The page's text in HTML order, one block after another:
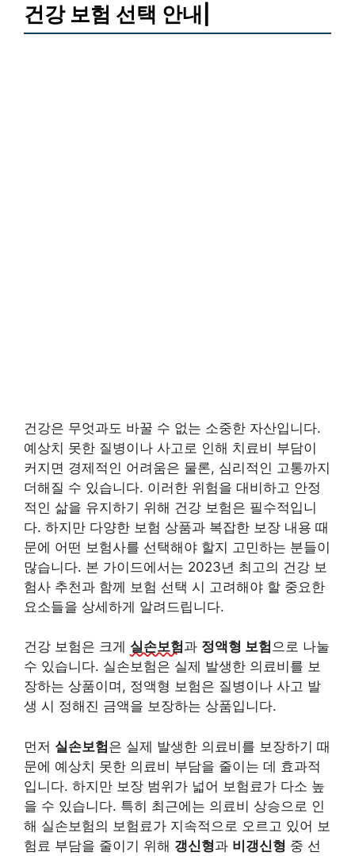
건강 보험 선택 안내|
건강은 무엇과도 바꿀 수 없는 소중한 자산입니다.
예상치 못한 질병이나 사고로 인해 치료비 부담이
커지면 경제적인 어려움은 물론, 심리적인 고통까지
더해질 수 있습니다. 이러한 위험을 대비하고 안정
적인 삶을 유지하기 위해 건강 보험은 필수적입니
다. 하지만 다양한 보험 상품과 복잡한 보장 내용 때
문에 어떤 보험사를 선택해야 할지 고민하는 분들이
많습니다. 본 가이드에서는 2023년 최고의 건강 보
험사 추천과 함께 보험 선택 시 고려해야 할 중요한
요소들을 상세하게 알려드립니다.
건강 보험은 크게 실손보험과 정액형 보험으로 나눌
수 있습니다. 실손보험은 실제 발생한 의료비를 보
장하는 상품이며, 정액형 보험은 질병이나 사고 발
생 시 정해진 금액을 보장하는 상품입니다.
먼저 실손보험은 실제 발생한 의료비를 보장하기 때
문에 예상치 못한 의료비 부담을 줄이는 데 효과적
입니다. 하지만 보장 범위가 넓어 보험료가 다소 높
을 수 있습니다. 특히 최근에는 의료비 상승으로 인
해 실손보험의 보험료가 지속적으로 오르고 있어 보
험료 부담을 줄이기 위해 갱신형과 비갱신형 중 선